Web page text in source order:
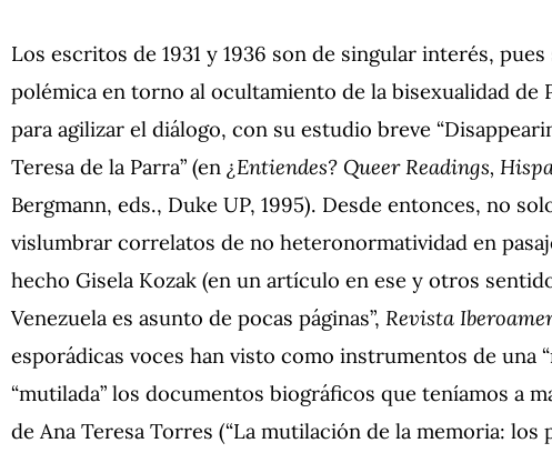
Los escritos de 1931 y 1936 son de singular interés,
polémica en torno al ocultamiento de la bisexualidad de
para agilizar el diálogo, con su estudio breve
Teresa de la Parra” (en ¿Entiendes? Queer Readings,
Bergmann, eds., Duke UP, 1995). Desde entonces, no
vislumbrar correlatos de no heteronormatividad en
hecho Gisela Kozak (en un artículo en ese y otros
Venezuela es asunto de pocas páginas”, Revista
esporádicas voces han visto como instrumentos de una
“mutilada” los documentos biográficos que teníamos a
de Ana Teresa Torres (“La mutilación de la memoria: los